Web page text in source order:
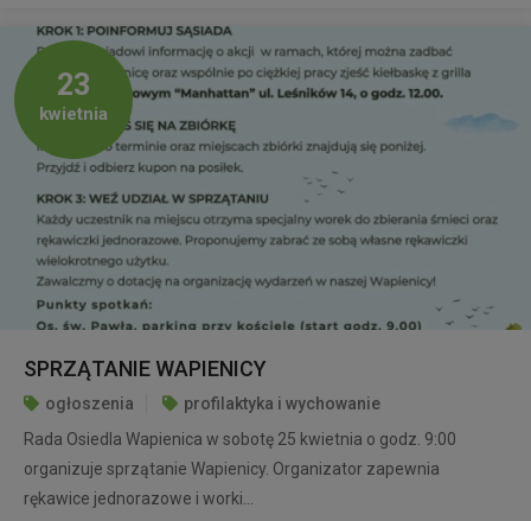
23
kwietnia
SPRZĄTANIE WAPIENICY
ogłoszenia
profilaktyka i wychowanie
Rada Osiedla Wapienica w sobotę 25 kwietnia o godz. 9:00
organizuje sprzątanie Wapienicy. Organizator zapewnia
rękawice jednorazowe i worki...